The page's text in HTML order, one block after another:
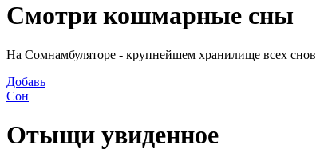
Смотри кошмарные сны
На Сомнамбуляторе - крупнейшем хранилище всех снов
Добавь
Сон
Отыщи увиденное